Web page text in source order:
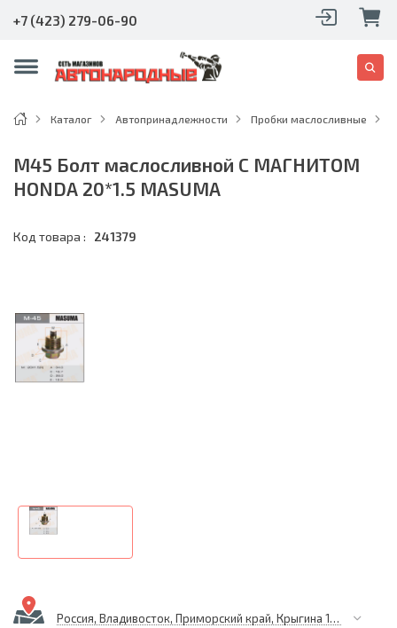
+7 (423) 279-06-90
Каталог Автопринадлежности Пробки маслосливные
M45 Болт маслосливной С МАГНИТОМ
HONDA 20*1.5 MASUMA
Код товара : 241379
Россия, Владивосток, Приморский край, Крыгина 105